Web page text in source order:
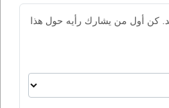
كن أول من يشارك رأيه حول هذا